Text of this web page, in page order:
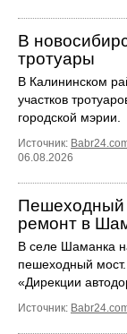
В
тротуары
В Калининском
участков
городской мэрии.
Источник:
06.08.2026
Пешеходный
ремонт в
В селе Шаманка
пешеходный
«Дирекции
Источник: